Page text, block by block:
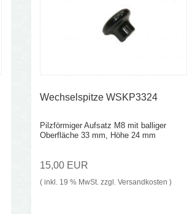
Wechselspitze WSKP3324
Pilzförmiger Aufsatz M8 mit balliger
Oberfläche 33 mm, Höhe 24 mm
15,00 EUR
( inkl. 19 % MwSt. zzgl.Versandkosten )